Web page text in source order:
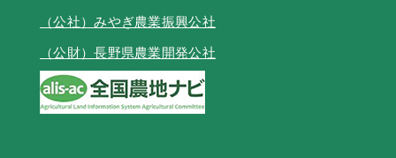
（公社）みやぎ農業振興公社
（公財）長野県農業開発公社